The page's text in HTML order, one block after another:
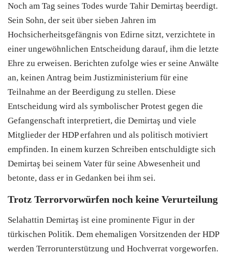
Noch am Tag seines Todes wurde Tahir Demirtaş beerdigt.
Sein Sohn, der seit über sieben Jahren im
Hochsicherheitsgefängnis von Edirne sitzt, verzichtete in
einer ungewöhnlichen Entscheidung darauf, ihm die letzte
Ehre zu erweisen. Berichten zufolge wies er seine Anwälte
an, keinen Antrag beim Justizministerium für eine
Teilnahme an der Beerdigung zu stellen. Diese
Entscheidung wird als symbolischer Protest gegen die
Gefangenschaft interpretiert, die Demirtaş und viele
Mitglieder der HDP erfahren und als politisch motiviert
empfinden. In einem kurzen Schreiben entschuldigte sich
Demirtaş bei seinem Vater für seine Abwesenheit und
betonte, dass er in Gedanken bei ihm sei.
Trotz Terrorvorwürfen noch keine Verurteilung
Selahattin Demirtaş ist eine prominente Figur in der
türkischen Politik. Dem ehemaligen Vorsitzenden der HDP
werden Terrorunterstützung und Hochverrat vorgeworfen.